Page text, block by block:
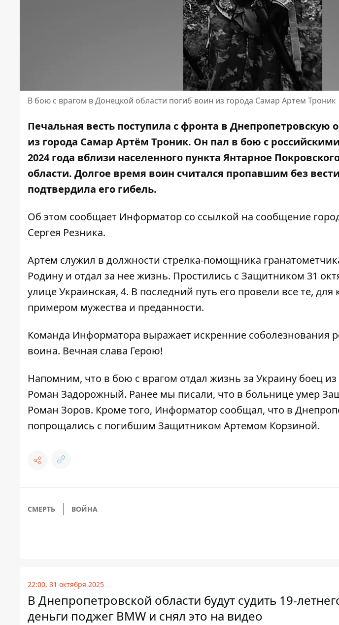
В бою с врагом в Донецкой области погиб воин из города Самар Артем Троник
Печальная весть поступила с фронта в Днепропетровскую
из города Самар Артём Троник. Он пал в бою с
2024 года вблизи населенного пункта Янтарное
области. Долгое время воин считался пропавшим без
подтвердила его гибель.
Об этом сообщает Информатор со ссылкой на сообщение
Сергея Резника.
Артем служил в должности стрелка-помощника
Родину и отдал за нее жизнь. Простились с Защитником 31
улице Украинская, 4. В последний путь его провели все те, для
примером мужества и преданности.
Команда Информатора выражает искренние соболезнования
воина. Вечная слава Герою!
Напомним, что в бою с врагом отдал жизнь за Украину боец
Роман Задорожный. Ранее мы писали, что в больнице умер
Роман Зоров. Кроме того, Информатор сообщал, что в
попрощались с погибшим Защитником Артемом Корзиной.
СМЕРТЬ ВОЙНА
22:00, 31 октября 2025
В Днепропетровской области будут судить 19-
деньги поджег BMW и снял это на видео